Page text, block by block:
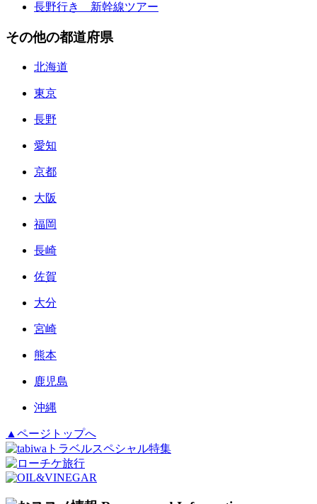
長野行き 新幹線ツアー
その他の都道府県
北海道
東京
長野
愛知
京都
大阪
福岡
長崎
佐賀
大分
宮崎
熊本
鹿児島
沖縄
▲ページトップへ